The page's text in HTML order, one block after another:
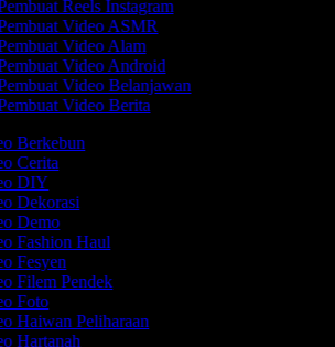
Reels Instagram
Video ASMR
Video Alam
Video Android
Video Belanjawan
Video Berita
Berkebun
Cerita
DIY
Dekorasi
Demo
Fashion Haul
Fesyen
Filem Pendek
Foto
Haiwan Peliharaan
Hartanah